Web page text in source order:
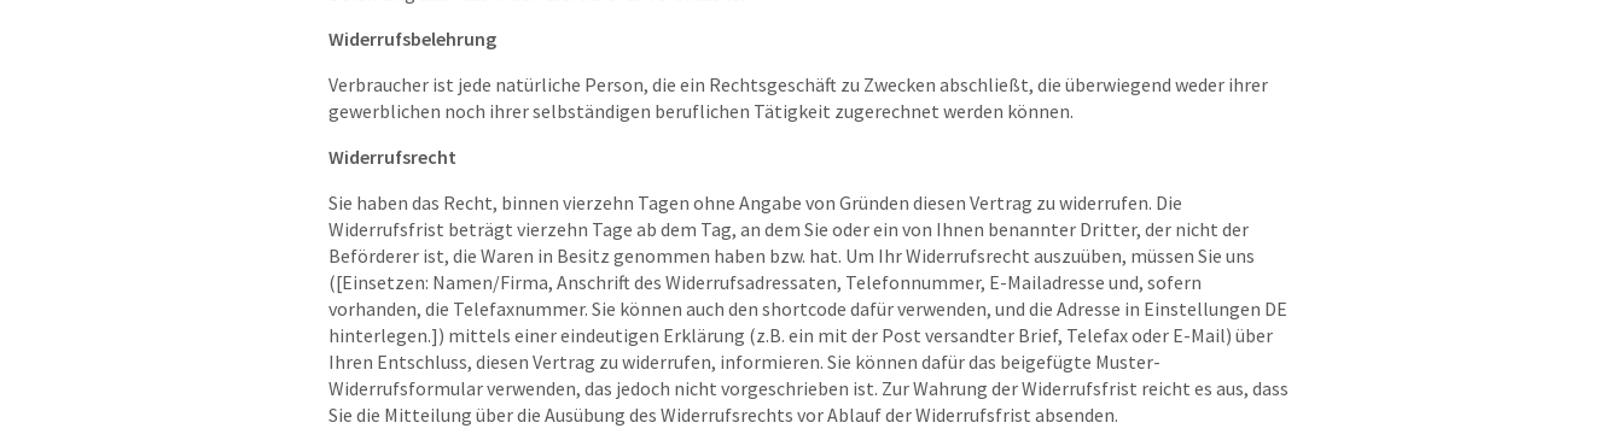
Widerrufsbelehrung
Verbraucher ist jede natürliche Person, die ein Rechtsgeschäft zu Zwecken abschließt, die überwiegend weder ihrer
gewerblichen noch ihrer selbständigen beruflichen Tätigkeit zugerechnet werden können.
Widerrufsrecht
Sie haben das Recht, binnen vierzehn Tagen ohne Angabe von Gründen diesen Vertrag zu widerrufen. Die
Widerrufsfrist beträgt vierzehn Tage ab dem Tag, an dem Sie oder ein von Ihnen benannter Dritter, der nicht der
Beförderer ist, die Waren in Besitz genommen haben bzw. hat. Um Ihr Widerrufsrecht auszuüben, müssen Sie uns
([Einsetzen: Namen/Firma, Anschrift des Widerrufsadressaten, Telefonnummer, E-Mailadresse und, sofern
vorhanden, die Telefaxnummer. Sie können auch den shortcode dafür verwenden, und die Adresse in Einstellungen DE
hinterlegen.]) mittels einer eindeutigen Erklärung (z.B. ein mit der Post versandter Brief, Telefax oder E-Mail) über
Ihren Entschluss, diesen Vertrag zu widerrufen, informieren. Sie können dafür das beigefügte Muster-
Widerrufsformular verwenden, das jedoch nicht vorgeschrieben ist. Zur Wahrung der Widerrufsfrist reicht es aus, dass
Sie die Mitteilung über die Ausübung des Widerrufsrechts vor Ablauf der Widerrufsfrist absenden.